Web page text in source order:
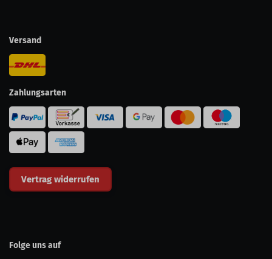
Versand
Zahlungsarten
Vertrag widerrufen
Folge uns auf